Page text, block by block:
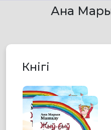
Ана
Кнігі